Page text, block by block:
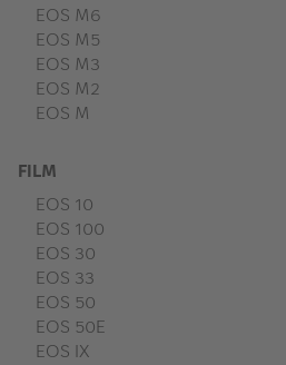
EOS M6
EOS M5
EOS M3
EOS M2
EOS M
FILM
EOS 10
EOS 100
EOS 30
EOS 33
EOS 50
EOS 50E
EOS IX